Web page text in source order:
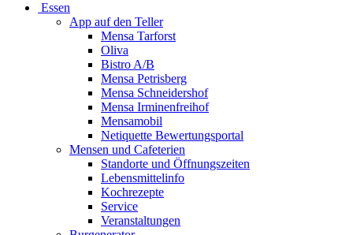
Essen
App auf den Teller
Mensa Tarforst
Oliva
Bistro A/B
Mensa Petrisberg
Mensa Schneidershof
Mensa Irminenfreihof
Mensamobil
Netiquette Bewertungsportal
Mensen und Cafeterien
Standorte und Öffnungszeiten
Lebensmittelinfo
Kochrezepte
Service
Veranstaltungen